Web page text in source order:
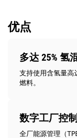
优点
多达 25% 氢
支持使用含氢量高
燃料。
数字工厂控制
全厂能源管理（